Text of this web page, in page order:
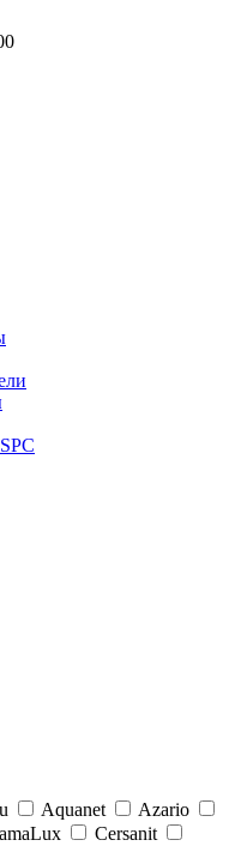
Aquanet
Azario
Cersanit